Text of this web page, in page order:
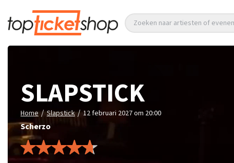
Zoeken naar artiesten of
SLAPSTICK
Home / Slapstick / 12 februari 2027 om 20:00
Scherzo